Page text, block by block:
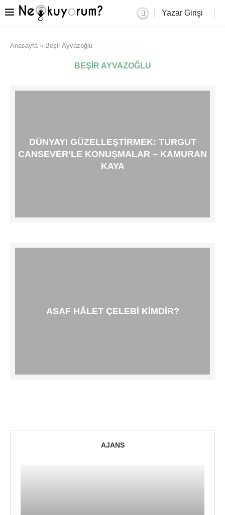
Yazar Girişi
Anasayfa » Beşir Ayvazoğlu
BEŞIR AYVAZOĞLU
DÜNYAYI GÜZELLEŞTIRMEK: TURGUT
CANSEVER’LE KONUŞMALAR – KAMURAN
KAYA
ASAF HÂLET ÇELEBI KIMDIR?
AJANS